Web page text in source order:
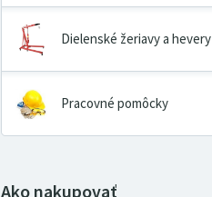
Dielenské žeriavy a hevery
Pracovné pomôcky